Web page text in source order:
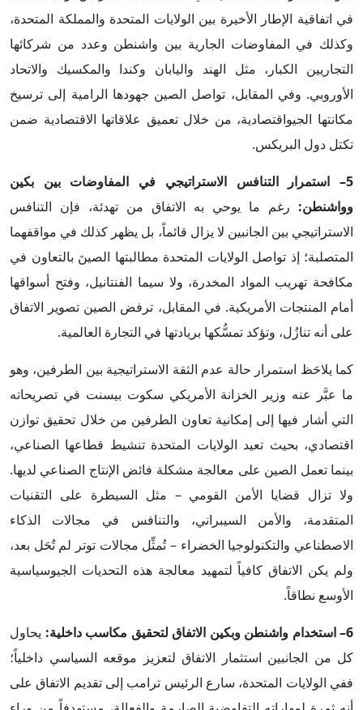
في اتفاقية الإطار الأخيرة بين الولايات المتحدة والمملكة المتحدة،
وكذلك في المفاوضات الجارية بين واشنطن وعدد من شركائها
التجاريين الكبار، مثل الهند واليابان وكندا والمكسيك والاتحاد
الأوروبي. وفي المقابل، تواصل الصين جهودها الرامية إلى ترسيخ
مكانتها الجيواقتصادية، من خلال تعميق علاقاتها الاقتصادية ضمن
تكتل دول البريكس.
5– استمرار التنافس الاستراتيجي في المفاوضات بين بكين
وواشنطن: رغم ما يوحي به الاتفاق من تهدئة، فإن التنافس
الاستراتيجي بين الجانبين لا يزال قائماً، بل يظهر كذلك في مواقفهما
المتصلبة؛ إذ تواصل الولايات المتحدة مطالبتها الصينَ بالتعاون في
مكافحة تهريب المواد المخدرة، ولا سيما الفنتانيل، وفتح أسواقها
أمام المنتجات الأمريكية. في المقابل، ترفض الصين تصوير الاتفاق
على أنه تنازُل، وتؤكد تمسُّكها بريادتها في التجارة العالمية.
كما يلاحَظ استمرار حالة عدم الثقة الاستراتيجية بين الطرفين، وهو
ما عبَّر عنه وزير الخزانة الأمريكي سكوت بيسنت في تصريحاته
التي أشار فيها إلى إمكانية تعاون الطرفين من خلال تحقيق توازن
اقتصادي، بحيث تعيد الولايات المتحدة تنشيط قطاعها الصناعي،
بينما تعمل الصين على معالجة مشكلة فائض الإنتاج الصناعي لديها.
ولا تزال قضايا الأمن القومي – مثل السيطرة على التقنيات
المتقدمة، والأمن السيبراني، والتنافس في مجالات الذكاء
الاصطناعي والتكنولوجيا الخضراء – تُمثِّل مجالات توتر لم تُحَل بعد،
ولم يكن الاتفاق كافياً لتمهيد معالجة هذه التحديات الجيوسياسية
الأوسع نطاقاً.
6– استخدام واشنطن وبكين الاتفاق لتحقيق مكاسب داخلية:
يحاول
كل من الجانبين استثمار الاتفاق لتعزيز موقعه السياسي داخلياً؛
ففي الولايات المتحدة، سارع الرئيس ترامب إلى تقديم الاتفاق على